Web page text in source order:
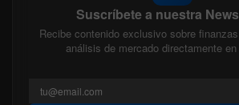
Suscríbete a nuestra
Recibe contenido exclusivo sobre
análisis de mercado directamente en